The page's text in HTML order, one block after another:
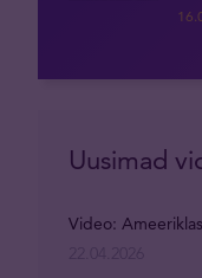
Uusimad
Video: